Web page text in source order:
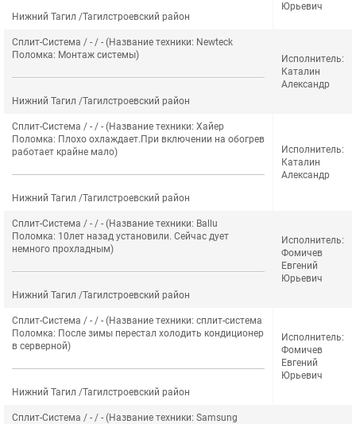
Нижний Тагил /Тагилстроевский район
Юрьевич
Сплит-Система / - / - (Название техники: Newteck
Поломка: Монтаж системы)
Нижний Тагил /Тагилстроевский район
Исполнитель:
Каталин
Александр
Сплит-Система / - / - (Название техники: Хайер
Поломка: Плохо охлаждает.При включении на обогрев
работает крайне мало)
Нижний Тагил /Тагилстроевский район
Исполнитель:
Каталин
Александр
Сплит-Система / - / - (Название техники: Ballu
Поломка: 10лет назад установили. Сейчас дует
немного прохладным)
Нижний Тагил /Тагилстроевский район
Исполнитель:
Фомичев
Евгений
Юрьевич
Сплит-Система / - / - (Название техники: сплит-система
Поломка: После зимы перестал холодить кондиционер
в серверной)
Нижний Тагил /Тагилстроевский район
Исполнитель:
Фомичев
Евгений
Юрьевич
Сплит-Система / - / - (Название техники: Samsung